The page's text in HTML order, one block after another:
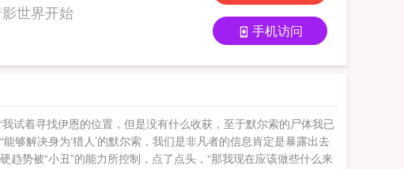
诡秘：从暗影世界开始
手机访问
试着寻找伊恩的位置，但是没有什么收获，至于默尔索的尸体我已
够解决身为‘猎人’的默尔索，我们是非凡者的信息肯定是暴露出去
势被“小丑”的能力所控制，点了点头，“那我现在应该做些什么来